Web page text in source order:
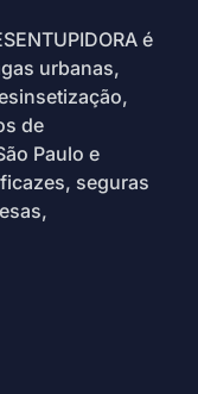
é
urbanas,
de
Paulo e
seguras